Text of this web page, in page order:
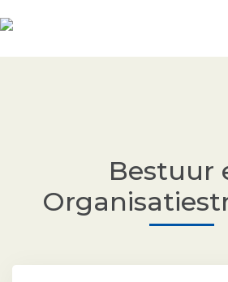
Bestuur